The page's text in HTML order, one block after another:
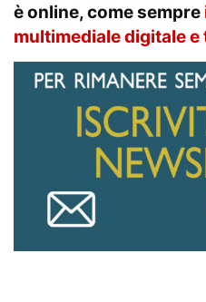
è online, come sempre
multimedialedigitale e